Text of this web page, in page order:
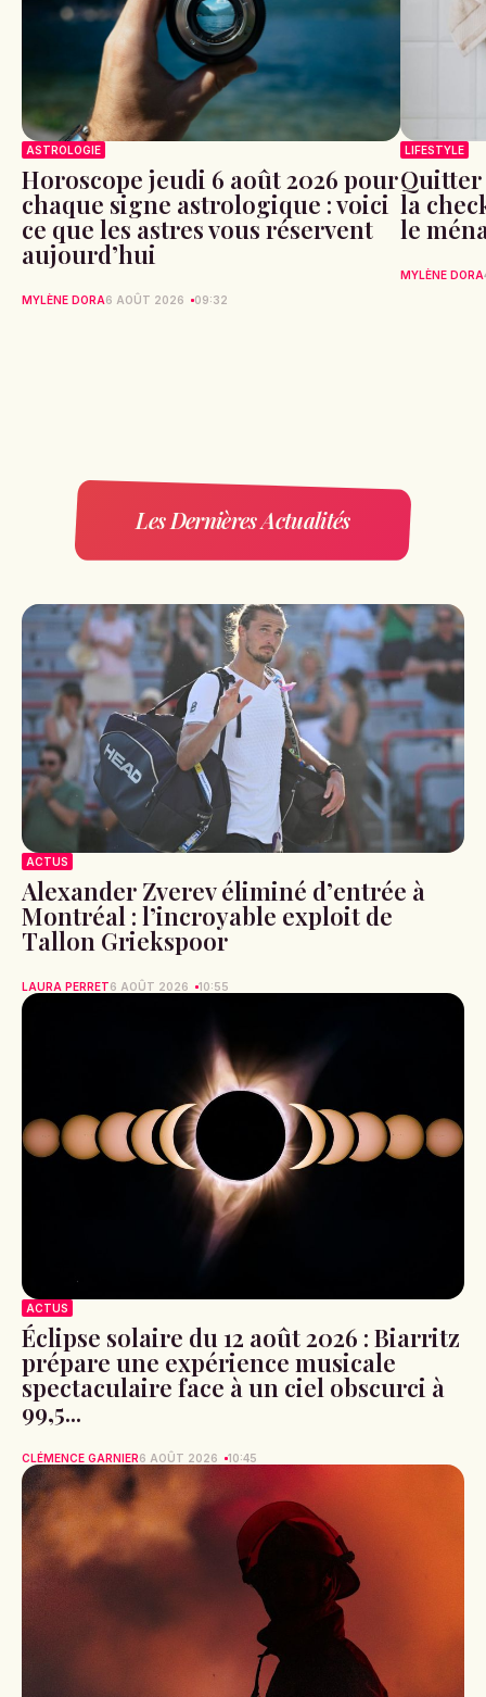
ASTROLOGIE
Horoscope jeudi 6 août 2026 pour
chaque signe astrologique : voici
ce que les astres vous réservent
aujourd’hui
MYLÈNE DORA6 AOÛT 2026 09:32
LIFESTYLE
Quitter
la
le
MYLÈNE DORA
Les Dernières Actualités
ACTUS
Alexander Zverev éliminé d’entrée à
Montréal : l’incroyable exploit de
Tallon Griekspoor
LAURA PERRET6 AOÛT 2026 10:55
ACTUS
Éclipse solaire du 12 août 2026 : Biarritz
prépare une expérience musicale
spectaculaire face à un ciel obscurci à
99,5...
CLÉMENCE GARNIER6 AOÛT 2026 10:45